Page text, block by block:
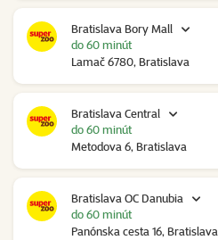
Bratislava Bory Mall
Lamač 6780, Bratislava
do 60 minút
Bratislava Central
Metodova 6, Bratislava
do 60 minút
Bratislava OC Danubia
Panónska cesta 16, Bratislava
do 60 minút